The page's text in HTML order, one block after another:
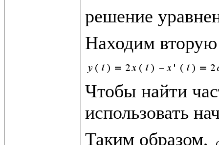
решение
Находим
Чтобы найти
использовать
Таким образом,